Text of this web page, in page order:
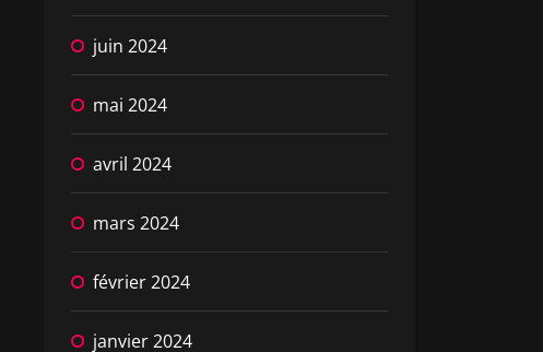
juin 2024
mai 2024
avril 2024
mars 2024
février 2024
janvier 2024